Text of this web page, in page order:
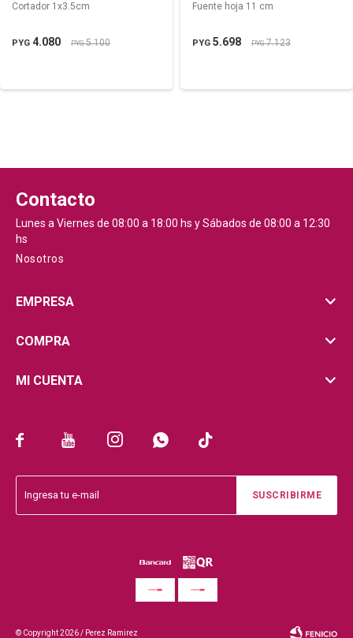
Cortador 1x3.5cm
PYG 4.080 PYG5.100
Fuente hoja 11 cm
PYG 5.698 PYG7.123
    
SUSCRIBIRME
Contacto
Lunes a Viernes de 08:00 a 18:00 hs y Sábados de 08:00 a 12:30
hs
Nosotros
EMPRESA
COMPRA
MI CUENTA
© Copyright 2026 / Perez Ramirez